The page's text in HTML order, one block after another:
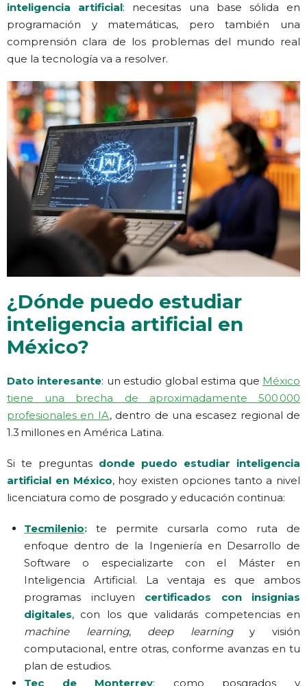
inteligencia artificial: necesitas una base sólida en
programación y matemáticas, pero también una
comprensión clara de los problemas del mundo real
que la tecnología va a resolver.
¿Dónde puedo estudiar
inteligencia artificial en
México?
Dato interesante: un estudio global estima que México
tiene una brecha de aproximadamente 500 000
profesionales en IA, dentro de una escasez regional de
1.3 millones en América Latina.
Si te preguntas donde puedo estudiar inteligencia
artificial en México, hoy existen opciones tanto a nivel
licenciatura como de posgrado y educación continua:
Tecmilenio: te permite cursarla como ruta de
enfoque dentro de la Ingeniería en Desarrollo de
Software o especializarte con el Máster en
Inteligencia Artificial. La ventaja es que ambos
programas incluyen certificados con insignias
digitales, con los que validarás competencias en
machine learning, deep learningy visión
computacional, entre otras, conforme avanzas en tu
plan de estudios.
Tec de Monterrey: como posgrados y